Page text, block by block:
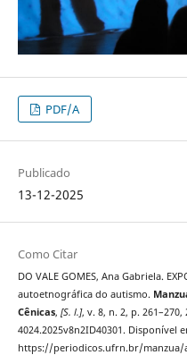
PDF/A
Publicado
13-12-2025
Como Citar
DO VALE GOMES, Ana Gabriela.
autoetnográfica do autismo.
Cênicas, [S. l.], v. 8, n. 2, p.
4024.2025v8n2ID40301. Disponível
https://periodicos.ufrn.br/manzua/